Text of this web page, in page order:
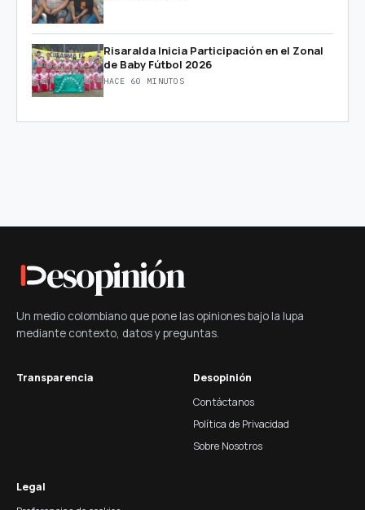
Risaralda Inicia Participación en el Zonal
de Baby Fútbol 2026
HACE 60 MINUTOS
esopinión
Un medio colombiano que pone las opiniones bajo la lupa
mediante contexto, datos y preguntas.
Transparencia
Desopinión
Contáctanos
Política de Privacidad
Sobre Nosotros
Legal